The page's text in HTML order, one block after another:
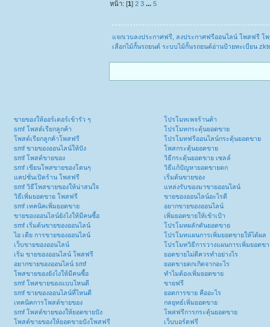
หน้า: [1]2 3 ...5
แจกเวบลงประกาศฟรี, ลงประกาศฟรีออนไลน์ โพสฟรี โ
เลือกไม้กั้นรถยนต์ ระบบไม้กั้นรถยนต์อ่านป้ายทะเบียน
ขายของให้ออร์เดอร์เข้ารัว ๆ
smf โพสต์เรียกลูกค้า
โพสต์เรียกลูกค้าโพสฟรี
smf ขายของออนไลน์ให้ปัง
smf โพสต์ขายของ
smf เขียนโพสขายของโดนๆ
แคปชั่นเปิดร้าน โพสฟรี
smf วิธีโพสขายของให้น่าสนใจ
วิธีเพิ่มยอดขาย โพสฟรี
smf เทคนิคเพิ่มยอดขาย
ขายของออนไลน์ยังไงให้มีคนซื้อ
smf เริ่มต้นขายของออนไลน์
ไอ เดีย การขายของออนไลน์
เว็บขายของออนไลน์
เริ่ม ขายของออนไลน์ โพสฟรี
อยากขายของออนไลน์ smf
โพสขายของยังไงให้มีคนซื้อ
smf โพสขายของแบบไหนดี
smf ขายของออนไลน์ที่ไหนดี
เทคนิคการโพสต์ขายของ
smf โพสต์ขายของให้ยอดขายปัง
โพสต์ขายของให้ยอดขายปังโพสฟรี
โปรโมทเพจร้านค้า
โปรโมทกระตุ้นยอดขาย
โปรโมทฟรีออนไลน์กระตุ้นยอดขาย
โพสกระตุ้นยอดขาย
วิธีกระตุ้นยอดขาย เซลล์
วิธีแก้ปัญหายอดขายตก
เริ่มต้นขายของ
แหล่งรับของมาขายออนไลน์
ขายของออนไลน์อะไรดี
อยากขายของออนไลน์
เพิ่มยอดขายให้เข้าเป้า
โปรโมทผลักดันยอดขาย
โปรโมทแผนการเพิ่มยอดขายให้ได้ผล
โปรโมทวิธีการวางแผนการเพิ่มยอดข
ยอดขายไม่ดีควรทำอย่างไร
ยอดขายตกเกิดจากอะไร
ทำไมต้องเพิ่มยอดขาย
ขายฟรี
ยอดการขาย คืออะไร
กลยุทธ์เพิ่มยอดขาย
โพสฟรีการกระตุ้นยอดขาย
เว็บบอร์ดฟรี